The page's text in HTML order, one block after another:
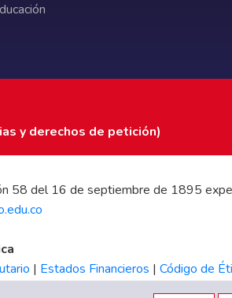
y derechos de petición)
58 del 16 de septiembre de 1895
| Estados Financieros | Código de